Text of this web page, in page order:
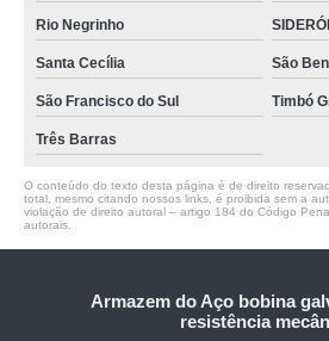
Rio Negrinho
Santa Cecília São
São Francisco do Sul Timbó
Três Barras
O conteúdo do texto desta página é de direito
total, mesmo citando nossos links, é proibida sem a
violação de direito autoral – artigo 184 do Código
autorais
Armazem do Aço bobina
resistência